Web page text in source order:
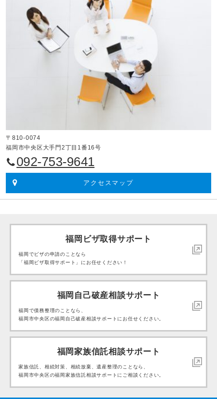
〒810-0074
福岡市中央区大手門2丁目1番16号
092-753-9641
アクセスマップ
福岡ビザ取得サポート
福岡でビザの申請のことなら
「福岡ビザ取得サポート」にお任せください！
福岡自己破産相談サポート
福岡で債務整理のことなら、
福岡市中央区の福岡自己破産相談サポートにお任せください。
福岡家族信託相談サポート
家族信託、相続対策、相続放棄、遺産整理のことなら、
福岡市中央区の福岡家族信託相談サポートにご相談ください。